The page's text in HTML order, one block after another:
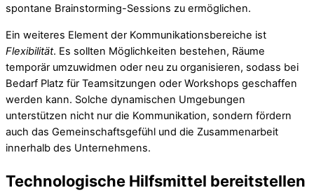
spontane Brainstorming-Sessions zu ermöglichen.
Ein weiteres Element der Kommunikationsbereiche ist
Flexibilität. Es sollten Möglichkeiten bestehen, Räume
temporär umzuwidmen oder neu zu organisieren, sodass bei
Bedarf Platz für Teamsitzungen oder Workshops geschaffen
werden kann. Solche dynamischen Umgebungen
unterstützen nicht nur die Kommunikation, sondern fördern
auch das Gemeinschaftsgefühl und die Zusammenarbeit
innerhalb des Unternehmens.
Technologische Hilfsmittel bereitstellen